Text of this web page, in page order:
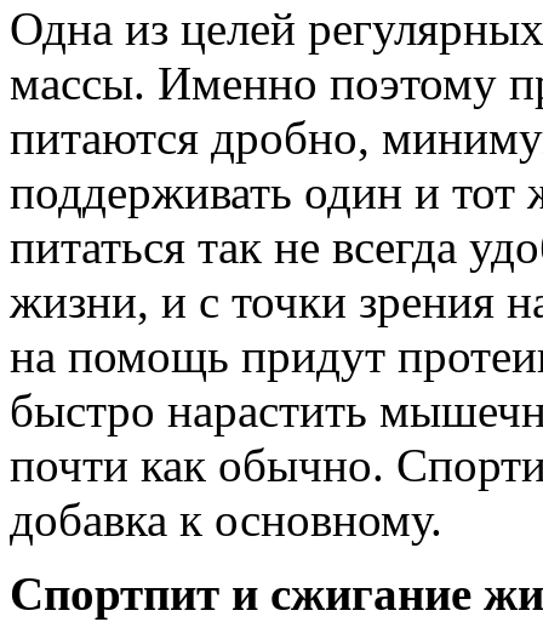
Одна из целей
массы. Именно поэтому
питаются дробно,
поддерживать один и
питаться так не всегда
жизни, и с точки зрения
на помощь придут
быстро нарастить
почти как обычно.
добавка к основному.
Спортпит и сжигание